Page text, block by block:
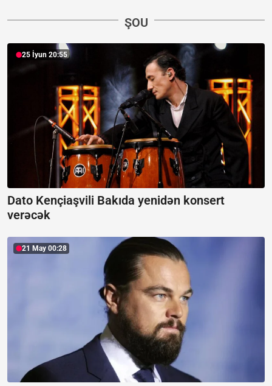
ŞOU
25 İyun 20:55
Dato Kençiaşvili Bakıda yenidən konsert
verəcək
21 May 00:28